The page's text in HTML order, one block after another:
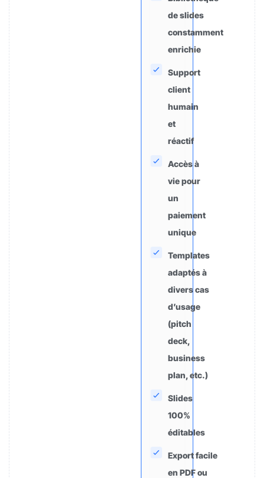
de slides
constamment
enrichie
Support
client
humain
et
réactif
Accès à
vie pour
un
paiement
unique
Templates
adaptés à
divers cas
d’usage
(pitch
deck,
business
plan, etc.)
Slides
100%
éditables
Export facile
en PDF ou